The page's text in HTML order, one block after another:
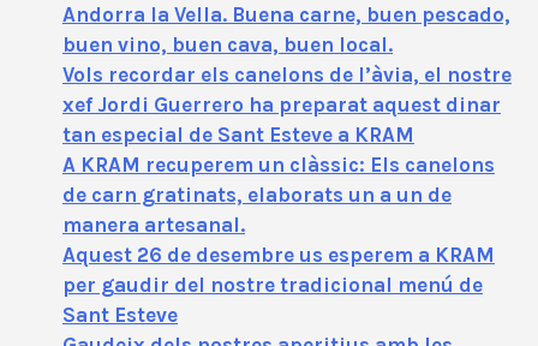
Andorra la Vella. Buena carne, buen pescado,
buen vino, buen cava, buen local.
Vols recordar els canelons de l’àvia, el nostre
xef Jordi Guerrero ha preparat aquest dinar
tan especial de Sant Esteve a KRAM
A KRAM recuperem un clàssic: Els canelons
de carn gratinats, elaborats un a un de
manera artesanal.
Aquest 26 de desembre us esperem a KRAM
per gaudir del nostre tradicional menú de
Sant Esteve